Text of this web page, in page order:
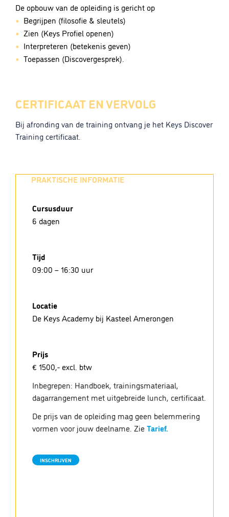
De opbouw van de opleiding is gericht op
Begrijpen (filosofie & sleutels)
Zien (Keys Profiel openen)
Interpreteren (betekenis geven)
Toepassen (Discovergesprek).
CERTIFICAAT EN VERVOLG
Bij afronding van de training ontvang je het Keys Discover
Training certificaat.
PRAKTISCHE INFORMATIE
Cursusduur
6 dagen
Tijd
09:00 – 16:30 uur
Locatie
De Keys Academy bij Kasteel Amerongen
Prijs
€ 1500,- excl. btw
Inbegrepen: Handboek, trainingsmateriaal,
dagarrangement met uitgebreide lunch, certificaat.
De prijs van de opleiding mag geen belemmering
vormen voor jouw deelname. ZieTarief.
INSCHRIJVEN